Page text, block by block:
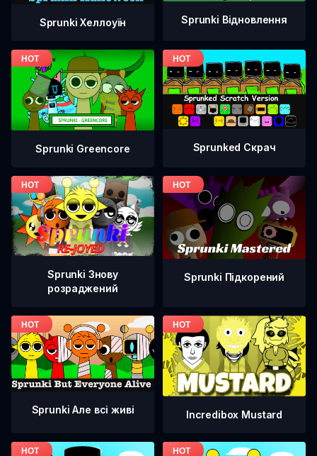
Sprunki Хеллоуїн Sprunki Відновлення
Sprunki Greencore Sprunked Скрач
Sprunki Знову
розраджений
Sprunki Підкорений
Sprunki Але всі живі Incredibox Mustard